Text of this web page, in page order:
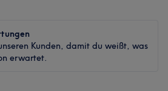
Kunden, damit du weißt, was
erwartet.